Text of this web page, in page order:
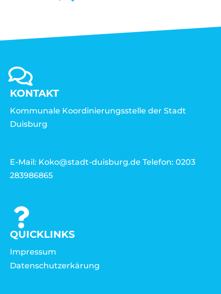
KONTAKT
Kommunale Koordinierungsstelle der Stadt
Duisburg
E-Mail: Koko@stadt-duisburg.de Telefon: 0203
283986865
QUICKLINKS
Impressum
Datenschutzerkärung